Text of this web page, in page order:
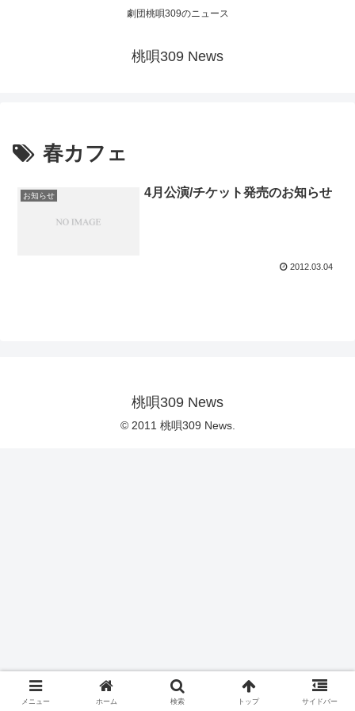
劇団桃唄309のニュース
桃唄309 News
春カフェ
お知らせ 4月公演/チケット発売のお知らせ
2012.03.04
桃唄309 News
© 2011 桃唄309 News.
メニュー ホーム 検索 トップ サイドバー